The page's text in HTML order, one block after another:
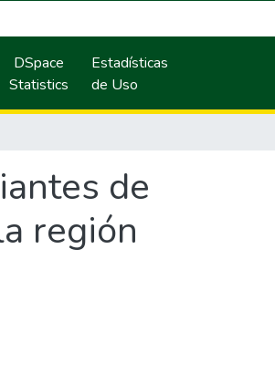
DSpace
Statistics
Estadísticas
de Uso
de
región